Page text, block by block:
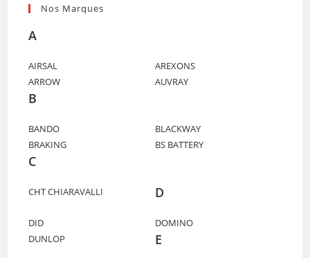
Nos Marques
A
AIRSAL
AREXONS
ARROW
AUVRAY
B
BANDO
BLACKWAY
BRAKING
BS BATTERY
C
CHT CHIARAVALLI D
DID
DOMINO
DUNLOP
E